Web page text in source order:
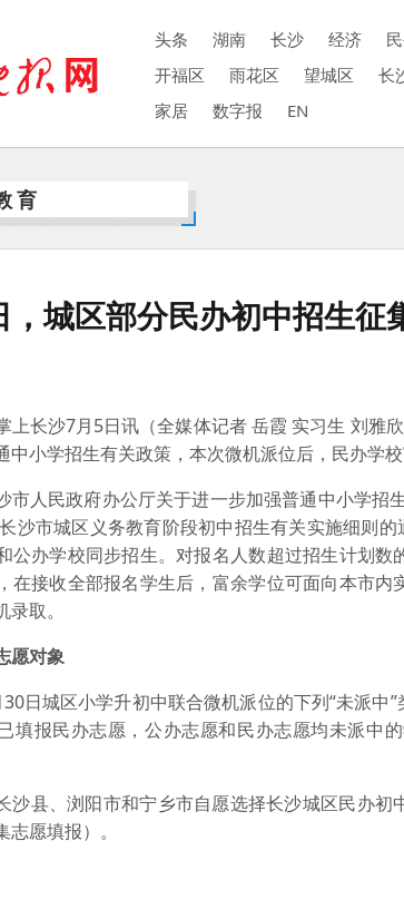
头条 湖南 长沙 经济
开福区
雨花区 望城区 长
家居
数字报 EN
育
，城区部分民办初中招生征
长沙7月5日讯（全媒体记者 岳霞 实习生 刘雅
中小学招生有关政策，本次微机派位后，民办学
市人民政府办公厅关于进一步加强普通中小学
沙市城区义务教育阶段初中招生有关实施细则
公办学校同步招生。对报名人数超过招生计划
在接收全部报名学生后，富余学位可面向本市
取。
愿对象
日城区小学升初中联合微机派位的下列“未派
填报民办志愿，公办志愿和民办志愿均未派中
沙县、浏阳市和宁乡市自愿选择长沙城区民办
愿填报）。